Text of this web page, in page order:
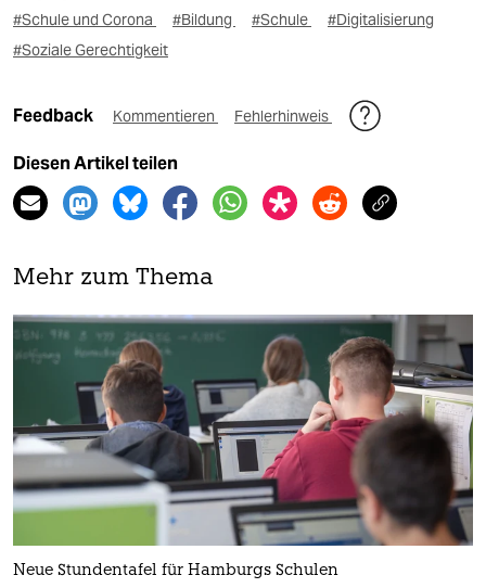
#Schule und Corona #Bildung #Schule
#Digitalisierung
#Soziale Gerechtigkeit
Feedback Kommentieren Fehlerhinweis
Diesen Artikel teilen
Mehr zum Thema
Neue Stundentafel für Hamburgs Schulen